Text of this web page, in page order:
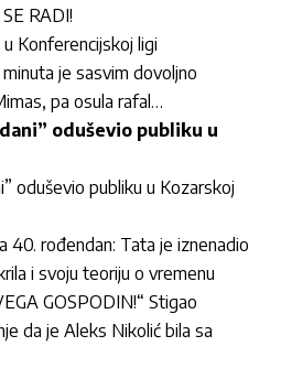
RADI!
Konferencijskoj ligi
je sasvim dovoljno
pa osula rafal…
oduševio publiku u
oduševio publiku u Kozarskoj
40. rođendan: Tata je iznenadio
i svoju teoriju o vremenu
GOSPODIN!“ Stigao
da je Aleks Nikolić bila sa